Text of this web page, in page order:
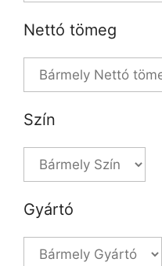
Nettó tömeg
Szín
Gyártó